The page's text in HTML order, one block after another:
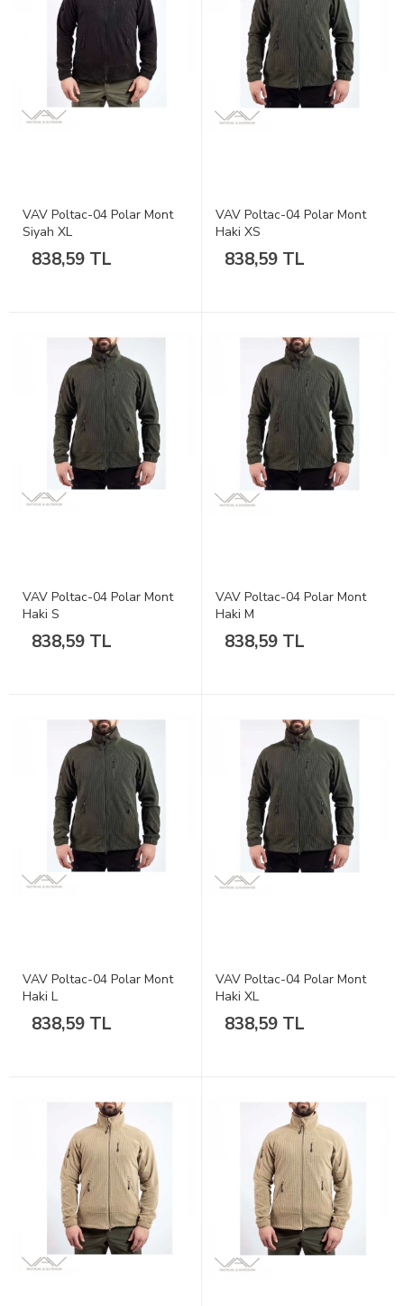
VAV Poltac-04 Polar Mont
Siyah XL
838,59 TL
VAV Poltac-04 Polar Mont
Haki XS
838,59 TL
VAV Poltac-04 Polar Mont
Haki S
838,59 TL
VAV Poltac-04 Polar Mont
Haki M
838,59 TL
VAV Poltac-04 Polar Mont
Haki L
838,59 TL
VAV Poltac-04 Polar Mont
Haki XL
838,59 TL